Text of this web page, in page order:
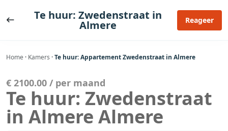
naar
Te huur: Zwedenstraat in
Almere Reageer
Home · Kamers ·Te huur: Appartement Zwedenstraat in Almere
€ 2100.00 / per maand
Te huur: Zwedenstraat
in Almere Almere